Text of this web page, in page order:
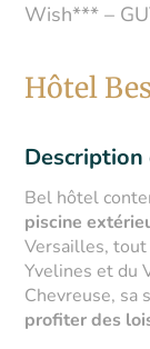
Wish*** –
Hôtel
Description
Bel hôtel
piscine
Versailles,
Yvelines et du
Chevreuse, sa
profiter des